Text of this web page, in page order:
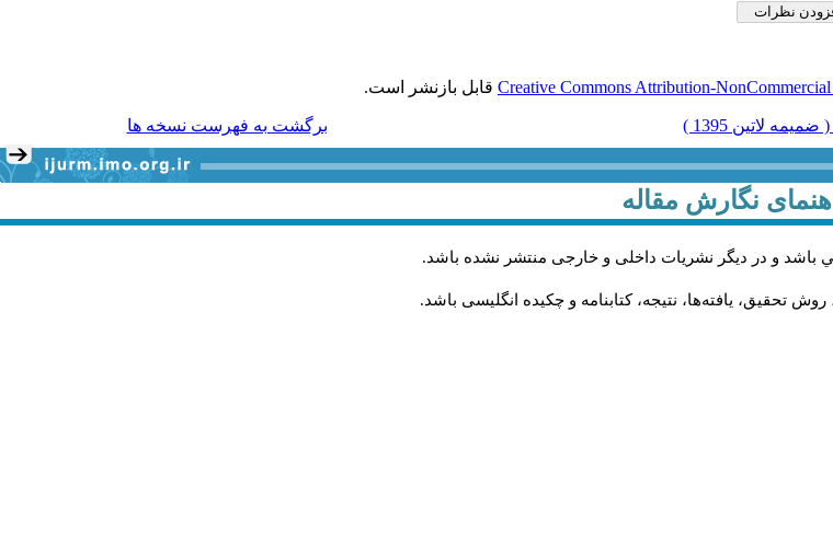
Creative Commons Attribution- قابل بازنشر است.
برگشت به فهرست نسخه ها
نگارش مقاله
باشد و در دیگر نشریات داخلی و خارجی منتشر نشده باشد.
تحقیق، یافته‌ها، نتیجه، کتابنامه و چکیده انگلیسی باشد.